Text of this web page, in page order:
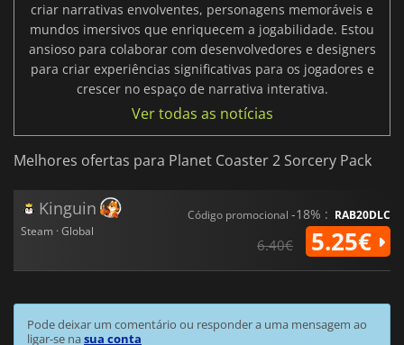
criar narrativas envolventes, personagens memoráveis e
mundos imersivos que enriquecem a jogabilidade. Estou
ansioso para colaborar com desenvolvedores e designers
para criar experiências significativas para os jogadores e
crescer no espaço de narrativa interativa.
Ver todas as notícias
Melhores ofertas para Planet Coaster 2 Sorcery Pack
Kinguin
Steam · Global
Código promocional -18% : RAB20DLC
6.40€ 5.25€
Pode deixar um comentário ou responder a uma mensagem ao
ligar-se nasua conta